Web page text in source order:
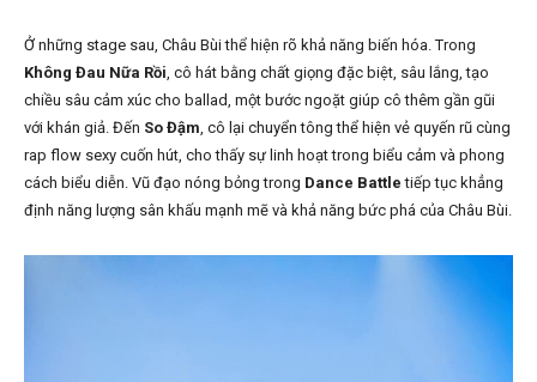
Ở những stage sau, Châu Bùi thể hiện rõ khả năng biến hóa. Trong
Không Đau Nữa Rồi, cô hát bằng chất giọng đặc biệt, sâu lắng, tạo
chiều sâu cảm xúc cho ballad, một bước ngoặt giúp cô thêm gần gũi
với khán giả. Đến So Đậm, cô lại chuyển tông thể hiện vẻ quyến rũ cùng
rap flow sexy cuốn hút, cho thấy sự linh hoạt trong biểu cảm và phong
cách biểu diễn. Vũ đạo nóng bỏng trong Dance Battle tiếp tục khẳng
định năng lượng sân khấu mạnh mẽ và khả năng bức phá của Châu Bùi.